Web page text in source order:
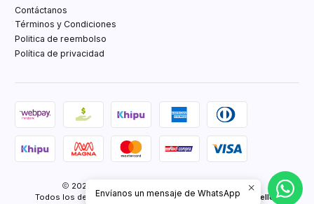
Contáctanos
Términos y Condiciones
Politica de reembolso
Política de privacidad
2026 TCenter Tu Tienda de Tecnología y mas.
Todos los derechos reservados.Desarrollado por Jumpseller.
Envíanos un mensaje de WhatsApp